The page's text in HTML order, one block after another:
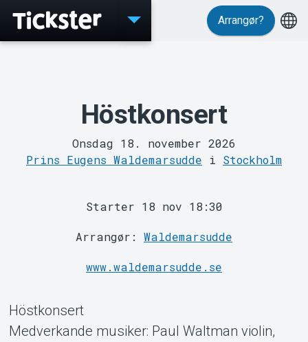
MyTickster
Arrangør?
Höstkonsert
Onsdag 18. november 2026
Prins Eugens Waldemarsudde i Stockholm
Starter 18 nov 18:30
Arrangør: Waldemarsudde
www.waldemarsudde.se
Höstkonsert
Medverkande musiker: Paul Waltman violin,